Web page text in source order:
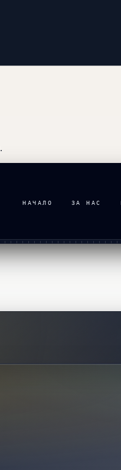
.
НАЧАЛО ЗА НАС